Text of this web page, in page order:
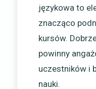
językowa to
znacząco
kursów.
powinny
uczestników i
nauki.